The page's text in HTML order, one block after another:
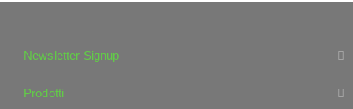
Newsletter Signup
Prodotti